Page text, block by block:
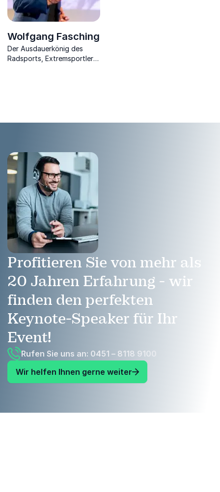
Wolfgang Fasching
Der Ausdauerkönig des
Radsports, Extremsportler &
Profitieren Sie von mehr als
20 Jahren Erfahrung - wir
finden den perfekten
Keynote-Speaker für Ihr
Event!
Rufen Sie uns an: 0451 – 8118 9100
Wir helfen Ihnen gerne weiter